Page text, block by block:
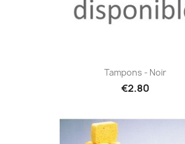
Tampons - Noir
€2.80